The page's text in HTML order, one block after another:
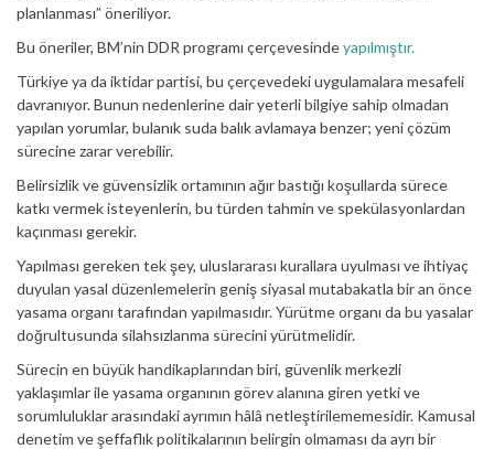
planlanması” öneriliyor.
Bu öneriler, BM’nin DDR programı çerçevesindeyapılmıştır.
Türkiye ya da iktidar partisi, bu çerçevedeki uygulamalara mesafeli
davranıyor. Bunun nedenlerine dair yeterli bilgiye sahip olmadan
yapılan yorumlar, bulanık suda balık avlamaya benzer; yeni çözüm
sürecine zarar verebilir.
Belirsizlik ve güvensizlik ortamının ağır bastığı koşullarda sürece
katkı vermek isteyenlerin, bu türden tahmin ve spekülasyonlardan
kaçınması gerekir.
Yapılması gereken tek şey, uluslararası kurallara uyulması ve ihtiyaç
duyulan yasal düzenlemelerin geniş siyasal mutabakatla bir an önce
yasama organı tarafından yapılmasıdır. Yürütme organı da bu yasalar
doğrultusunda silahsızlanma sürecini yürütmelidir.
Sürecin en büyük handikaplarından biri, güvenlik merkezli
yaklaşımlar ile yasama organının görev alanına giren yetki ve
sorumluluklar arasındaki ayrımın hâlâ netleştirilememesidir. Kamusal
denetim ve şeffaflık politikalarının belirgin olmaması da ayrı bir